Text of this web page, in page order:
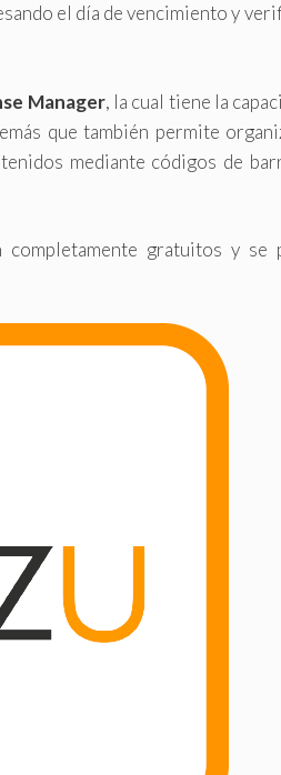
el día de vencimiento y
Manager, la cual tiene la
que también permite
mediante códigos de
gratuitos y se